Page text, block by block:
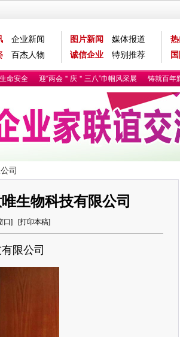
企业新闻
百杰人物
图片新闻
媒体报道
诚信企业
特别推荐
安全 迎“两会＂庆＂三八”巾帼风采展 铸就百年
司
生物科技有限公司
口] [打印本稿]
限公司